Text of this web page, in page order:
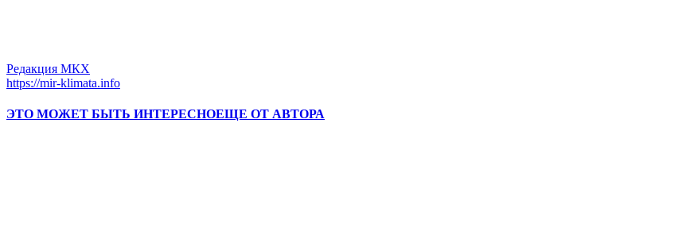
Редакция МКХ
https://mir-klimata.info
ЭТО МОЖЕТ БЫТЬ ИНТЕРЕСНОЕЩЕ ОТ АВТОРА